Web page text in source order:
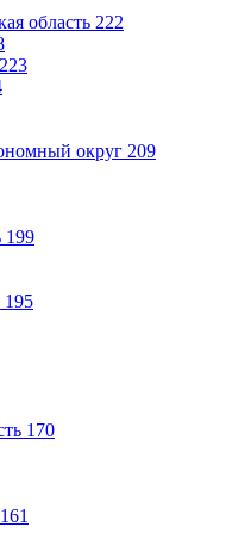
область 222
223
округ 209
199
195
170
161